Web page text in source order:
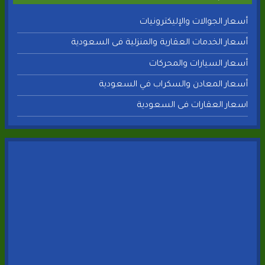
أسعار الجوالات والإليكترونيات
أسعار الخدمات العقارية والمنزلية فى السعودية
أسعار السيارات والمحركات
أسعار المعادن والسكراب في السعودية
اسعار العقارات فى السعودية